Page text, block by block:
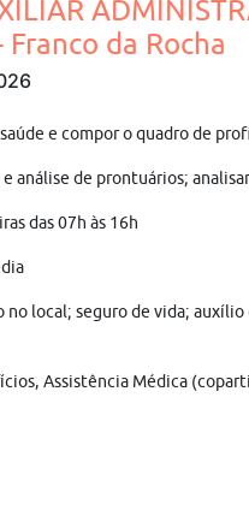
Franco da Rocha
e compor o quadro de
análise de prontuários;
das 07h às 16h
local; seguro de vida;
Assistência Médica